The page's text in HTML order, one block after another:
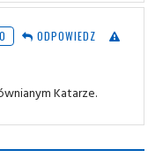
0 ODPOWIEDZ
Katarze.